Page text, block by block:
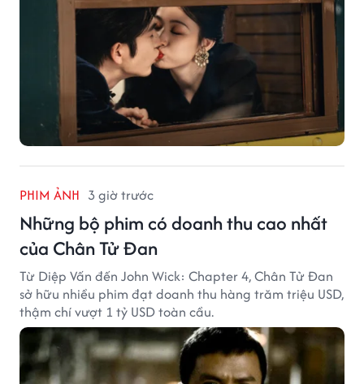
PHIM ẢNH 3 giờ trước
Những bộ phim có doanh thu cao nhất
của Chân Tử Đan
Từ Diệp Vấn đến John Wick: Chapter 4, Chân Tử Đan
sở hữu nhiều phim đạt doanh thu hàng trăm triệu USD,
thậm chí vượt 1 tỷ USD toàn cầu.